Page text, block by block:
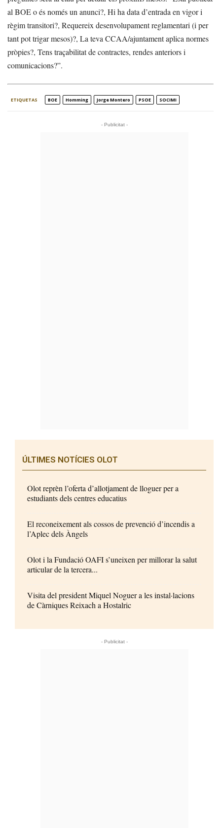
al BOE o és només un anunci?, Hi ha data d’entrada en vigor i
règim transitori?, Requereix desenvolupament reglamentari (i per
tant pot trigar mesos)?, La teva CCAA/ajuntament aplica normes
pròpies?, Tens traçabilitat de contractes, rendes anteriors i
comunicacions?”.
ETIQUETAS BOE Homming Jorge Montero PSOE SOCIMI
- Publicitat -
ÚLTIMES NOTÍCIES OLOT
Olot reprèn l’oferta d’allotjament de lloguer per a
estudiants dels centres educatius
El reconeixement als cossos de prevenció d’incendis a
l’Aplec dels Àngels
Olot i la Fundació OAFI s’uneixen per millorar la salut
articular de la tercera...
Visita del president Miquel Noguer a les instal·lacions
de Càrniques Reixach a Hostalric
- Publicitat -